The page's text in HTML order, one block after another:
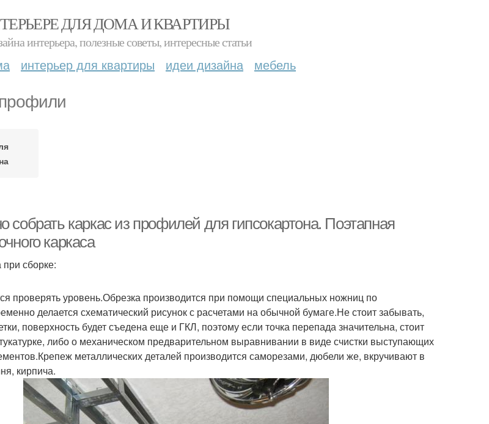
ДЛЯ ДОМА И КВАРТИРЫ
интерьера, полезные советы, интересные статьи
интерьер для квартиры идеи дизайна мебель
собрать каркас из профилей для гипсокартона. Поэтапная
каркаса
сборке:
проверять уровень.Обрезка производится при помощи специальных ножниц по
делается схематический рисунок с расчетами на обычной бумаге.Не стоит забывать,
поверхность будет съедена еще и ГКЛ, поэтому если точка перепада значительна, стоит
либо о механическом предварительном выравнивании в виде счистки выступающих
металлических деталей производится саморезами, дюбели же, вкручивают в
кирпича.